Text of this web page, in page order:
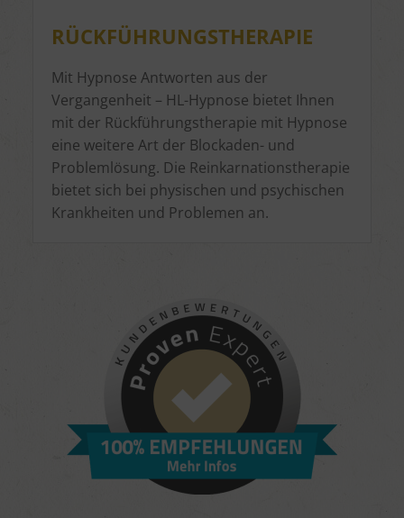
RÜCKFÜHRUNGSTHERAPIE
Mit Hypnose Antworten aus der
Vergangenheit – HL-Hypnose bietet Ihnen
mit der Rückführungstherapie mit Hypnose
eine weitere Art der Blockaden- und
Problemlösung. Die Reinkarnationstherapie
bietet sich bei physischen und psychischen
Krankheiten und Problemen an.